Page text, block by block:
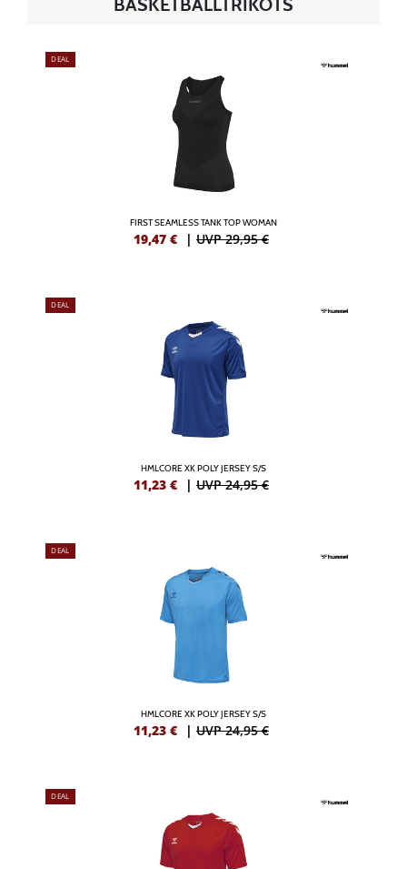
DEAL
FIRST SEAMLESS TANK TOP WOMAN
19,47 € | UVP 29,95 €
DEAL
HMLCORE XK POLY JERSEY S/S
11,23 € | UVP 24,95 €
DEAL
HMLCORE XK POLY JERSEY S/S
11,23 € | UVP 24,95 €
DEAL